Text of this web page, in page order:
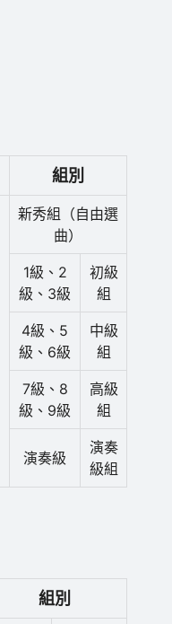
組別
新秀組（自由選
曲）
1級、2
級、3級
初級
組
4級、5
級、6級
中級
組
7級、8
級、9級
高級
組
演奏級
演奏
級組
組別